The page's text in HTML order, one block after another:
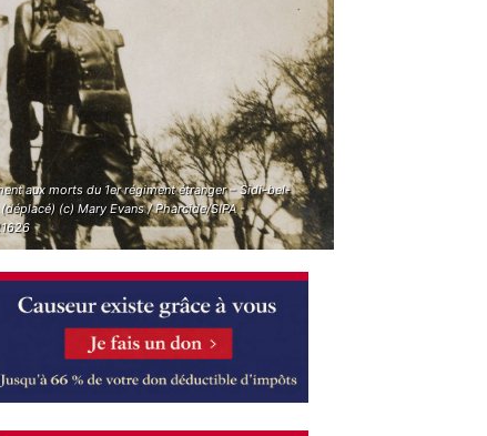
aux morts du 1er régiment étranger – Sidi-bel-
(c) Mary Evans / Pharcide/SIPA -